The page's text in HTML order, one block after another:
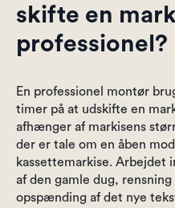
skifte en
professionel?
En professionel montør
timer på at udskifte en
afhænger af markisens
der er tale om en åben
kassettemarkise. Arbejdet
af den gamle dug,
opspænding af det nye